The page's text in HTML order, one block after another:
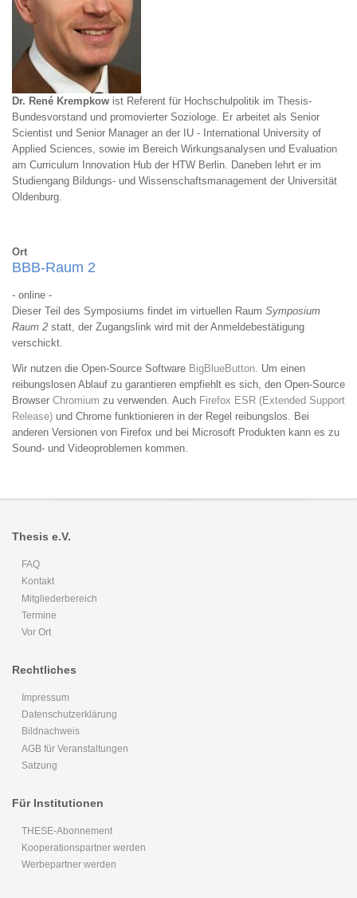
Dr. René Krempkow ist Referent für Hochschulpolitik im Thesis-
Bundesvorstand und promovierter Soziologe. Er arbeitet als Senior
Scientist und Senior Manager an der IU - International University of
Applied Sciences, sowie im Bereich Wirkungsanalysen und Evaluation
am Curriculum Innovation Hub der HTW Berlin. Daneben lehrt er im
Studiengang Bildungs- und Wissenschaftsmanagement der Universität
Oldenburg.
Ort
BBB-Raum 2
- online -
Dieser Teil des Symposiums findet im virtuellen Raum Symposium
Raum 2 statt, der Zugangslink wird mit der Anmeldebestätigung
verschickt.
Wir nutzen die Open-Source Software BigBlueButton. Um einen
reibungslosen Ablauf zu garantieren empfiehlt es sich, den Open-Source
Browser Chromium zu verwenden. Auch Firefox ESR (Extended Support
Release) und Chrome funktionieren in der Regel reibungslos. Bei
anderen Versionen von Firefox und bei Microsoft Produkten kann es zu
Sound- und Videoproblemen kommen.
Thesis e.V.
FAQ
Kontakt
Mitgliederbereich
Termine
Vor Ort
Rechtliches
Impressum
Datenschutzerklärung
Bildnachweis
AGB für Veranstaltungen
Satzung
Für Institutionen
THESE-Abonnement
Kooperationspartner werden
Werbepartner werden